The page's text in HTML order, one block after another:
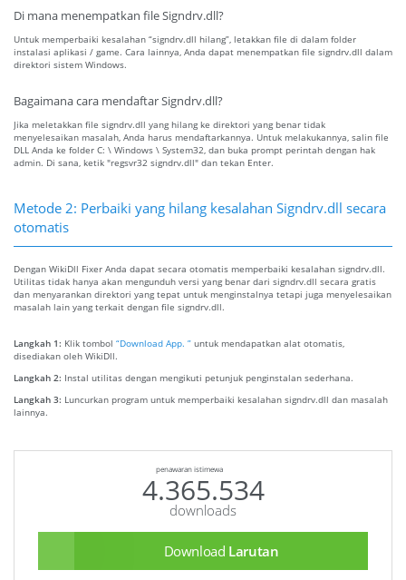
Di mana menempatkan file Signdrv.dll?
Untuk memperbaiki kesalahan “signdrv.dll hilang”, letakkan file di dalam folder
instalasi aplikasi / game. Cara lainnya, Anda dapat menempatkan file signdrv.dll dalam
direktori sistem Windows.
Bagaimana cara mendaftar Signdrv.dll?
Jika meletakkan file signdrv.dll yang hilang ke direktori yang benar tidak
menyelesaikan masalah, Anda harus mendaftarkannya. Untuk melakukannya, salin file
DLL Anda ke folder C: \ Windows \ System32, dan buka prompt perintah dengan hak
admin. Di sana, ketik "regsvr32 signdrv.dll" dan tekan Enter.
Metode 2: Perbaiki yang hilang kesalahan Signdrv.dll secara
otomatis
Dengan WikiDll Fixer Anda dapat secara otomatis memperbaiki kesalahan signdrv.dll.
Utilitas tidak hanya akan mengunduh versi yang benar dari signdrv.dll secara gratis
dan menyarankan direktori yang tepat untuk menginstalnya tetapi juga menyelesaikan
masalah lain yang terkait dengan file signdrv.dll.
Langkah 1: Klik tombol “Download App. ” untuk mendapatkan alat otomatis,
disediakan oleh WikiDll.
Langkah 2: Instal utilitas dengan mengikuti petunjuk penginstalan sederhana.
Langkah 3: Luncurkan program untuk memperbaiki kesalahan signdrv.dll dan masalah
lainnya.
penawaran istimewa
4.365.534
downloads
Download Larutan